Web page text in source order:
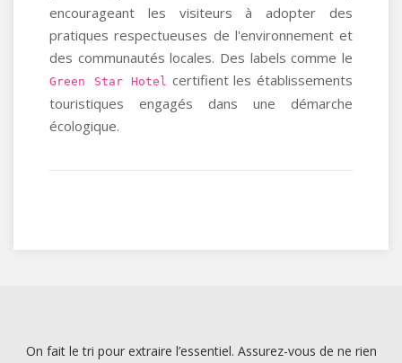
encourageant les visiteurs à adopter des
pratiques respectueuses de l'environnement et
des communautés locales. Des labels comme le
Green Star Hotel certifient les établissements
touristiques engagés dans une démarche
écologique.
On fait le tri pour extraire l’essentiel. Assurez-vous de ne rien